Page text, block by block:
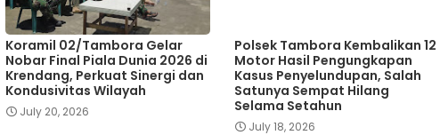
Koramil 02/Tambora Gelar
Nobar Final Piala Dunia 2026 di
Krendang, Perkuat Sinergi dan
Kondusivitas Wilayah
July 20, 2026
Polsek Tambora Kembalikan 12
Motor Hasil Pengungkapan
Kasus Penyelundupan, Salah
Satunya Sempat Hilang
Selama Setahun
July 18, 2026